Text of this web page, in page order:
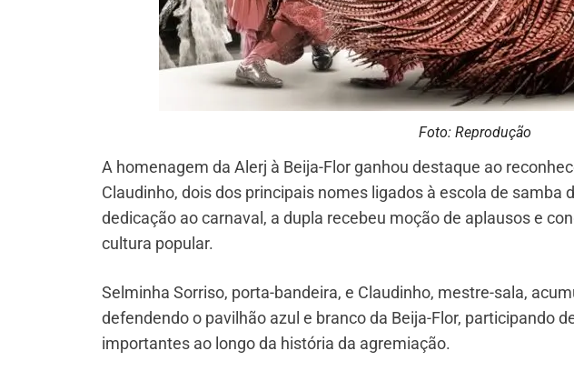
Foto: Reprodução
A homenagem da Alerj à Beija-Flor ganhou destaque ao
Claudinho, dois dos principais nomes ligados à escola de samba
dedicação ao carnaval, a dupla recebeu moção de aplausos e
cultura popular.
Selminha Sorriso, porta-bandeira, e Claudinho, mestre-sala,
defendendo o pavilhão azul e branco da Beija-Flor, participando
importantes ao longo da história da agremiação.